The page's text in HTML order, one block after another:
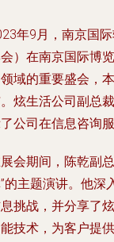
年9月，南京国
）在南京国际博
域的重要盛会，
炫生活公司副总
公司在信息咨询
会期间，陈乾副
的主题演讲。他深
挑战，并分享了
技术，为客户提